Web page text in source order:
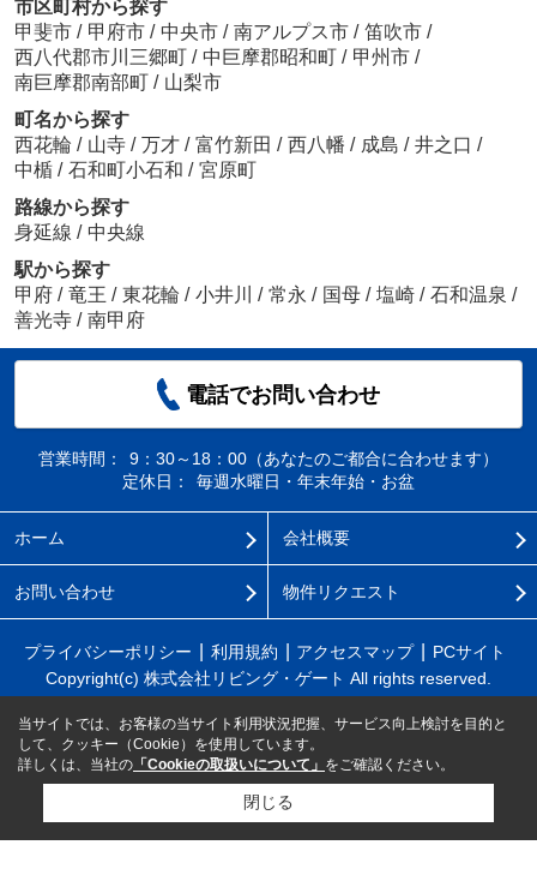
市区町村から探す
甲斐市 / 甲府市 / 中央市 / 南アルプス市 / 笛吹市 /
西八代郡市川三郷町 / 中巨摩郡昭和町 / 甲州市 /
南巨摩郡南部町 / 山梨市
町名から探す
西花輪 / 山寺 / 万才 / 富竹新田 / 西八幡 / 成島 / 井之口 /
中楯 / 石和町小石和 / 宮原町
路線から探す
身延線 / 中央線
駅から探す
甲府 / 竜王 / 東花輪 / 小井川 / 常永 / 国母 / 塩崎 / 石和温泉 /
善光寺 / 南甲府
電話でお問い合わせ
営業時間：
9：30～18：00（あなたのご都合に合わせます）
定休日：
毎週水曜日・年末年始・お盆
ホーム 会社概要
お問い合わせ 物件リクエスト
プライバシーポリシー 利用規約 アクセスマップ
PCサイト
Copyright(c) 株式会社リビング・ゲート All rights reserved.
当サイトでは、お客様の当サイト利用状況把握、サービス向上検討を目的と
して、クッキー（Cookie）を使用しています。
詳しくは、当社の 「Cookieの取扱いについて」 をご確認ください。
閉じる